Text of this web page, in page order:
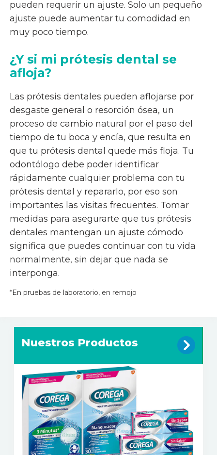
pueden requerir un ajuste. Solo un pequeño
ajuste puede aumentar tu comodidad en
muy poco tiempo.
¿Y si mi prótesis dental se
afloja?
Las prótesis dentales pueden aflojarse por
desgaste general o resorción ósea, un
proceso de cambio natural por el paso del
tiempo de tu boca y encía, que resulta en
que tu prótesis dental quede más floja. Tu
odontólogo debe poder identificar
rápidamente cualquier problema con tu
prótesis dental y repararlo, por eso son
importantes las visitas frecuentes. Tomar
medidas para asegurarte que tus prótesis
dentales mantengan un ajuste cómodo
significa que puedes continuar con tu vida
normalmente, sin dejar que nada se
interponga.
*En pruebas de laboratorio, en remojo
Nuestros Productos